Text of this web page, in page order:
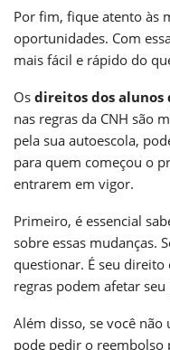
Por fim, fique atento às
oportunidades. Com
mais fácil e rápido do
Os direitos dos alunos
nas regras da CNH são
pela sua autoescola,
para quem começou o
entrarem em vigor.
Primeiro, é essencial
sobre essas mudanças.
questionar. É seu
regras podem afetar seu
Além disso, se você não
pode pedir o reembolso